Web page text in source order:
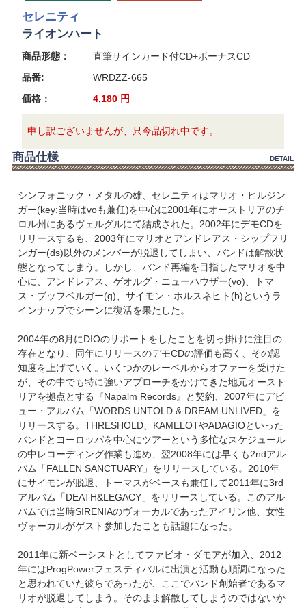
セレニティ
ライオンハート
商品形態：
直筆サインカード付CD+ボーナスCD
品番:
WRDZZ-665
価格：
4,180 円
申し訳ございませんが、只今品切れ中です。
商品仕様 DETAIL
シンフォニック・メタルの雄、セレニティはマリオ・ヒルジン
ガー(key:当時はvoも兼任)を中心に2001年にオーストリアのチ
ロル州にあるヴェルグルにて結成された。2002年にデモCDを
リリースするも、2003年にマリオとアンドレアス・シップフリ
ンガー(ds)以外のメンバーが脱退してしまい、バンドは解散状
態となってしまう。しかし、バンド再編を目指したマリオを中
心に、アンドレアス、ゲオルグ・ニューハウザー(vo)、トマ
ス・ブッフベルガー(g)、サイモン・ホルスネヒト(b)というラ
インナップでシーンに復活を果たした。
2004年の8月にDIOのサポートをしたことを切っ掛けに注目の
存在となり、同年にリリースのデモCDの評価も高く、その認
知度を上げていく。いくつかのレーベルからオファーを受けた
が、その中でも特に強いアプローチをかけてきた地元オースト
リアを拠点とする『Napalm Records』と契約、2007年にデビ
ュー・アルバム「WORDS UNTOLD & DREAM UNLIVED」を
リリースする。THRESHOLD、KAMELOTやADAGIOといった
バンドとヨーロッパを中心にツアーという多忙なスケジュール
の中レコーディング作業も進め、翌2008年には早くも2ndアル
バム「FALLEN SANCTUARY」をリリースしている。2010年
にサイモンが脱退、トーマスがベースも兼任して2011年に3rd
アルバム「DEATH&LEGACY」をリリースしている。このアル
バムでは当時SIRENIAのヴォーカルであったアイリン他、女性
ヴォーカルがゲスト参加したことも話題になった。
2011年に新ベーシストとしてファビオ・ダモアが加入、2012
年にはProgPowerフェスティバルに出演と活動も順調になった
と思われていた彼らであったが、ここでバンド創始者であるマ
リオが脱退してしまう。そのまま解散してしまうのではないか